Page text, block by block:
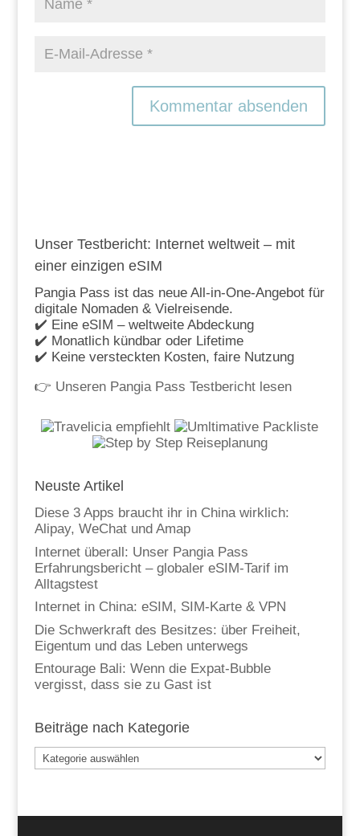
Unser Testbericht: Internet weltweit – mit
einer einzigen eSIM
Pangia Pass ist das neue All-in-One-Angebot für
digitale Nomaden & Vielreisende.
✔️ Eine eSIM – weltweite Abdeckung
✔️ Monatlich kündbar oder Lifetime
✔️ Keine versteckten Kosten, faire Nutzung
👉 Unseren Pangia Pass Testbericht lesen
Neuste Artikel
Diese 3 Apps braucht ihr in China wirklich:
Alipay, WeChat und Amap
Internet überall: Unser Pangia Pass
Erfahrungsbericht – globaler eSIM-Tarif im
Alltagstest
Internet in China: eSIM, SIM-Karte & VPN
Die Schwerkraft des Besitzes: über Freiheit,
Eigentum und das Leben unterwegs
Entourage Bali: Wenn die Expat-Bubble
vergisst, dass sie zu Gast ist
Beiträge nach Kategorie
Beiträge
nach